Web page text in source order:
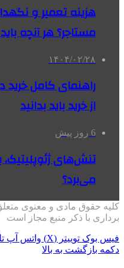
هزینه تعمیر و
مستاجر؟ هر آنچه
۱۴۰۴/۰۲/۲۸
راهنمای کامل
از خرید باید بدانید
6 روز پیش
تنش‌های ژئوپلیتیک،
می‌برد؟
کلیه حقوق مادی و معنوی
برداری با ذکر منبع مجاز است
فیس بوک توییتر (X) واتس آپ
دکمه بازگشت به بالا